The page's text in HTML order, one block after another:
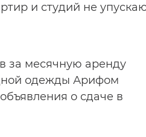
и студий не
за месячную аренду
одежды Арифом
о сдаче в